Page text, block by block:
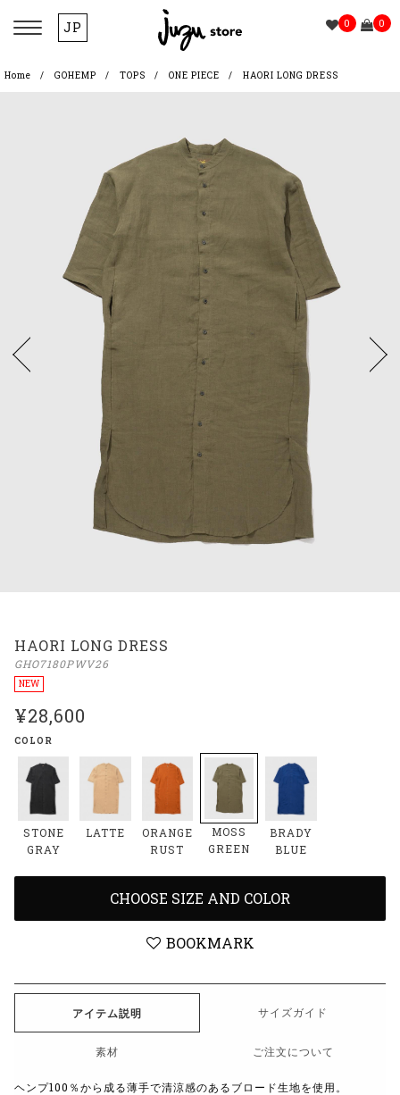
JP 0 0
Home GOHEMP TOPS ONE PIECE HAORI LONG DRESS
HAORI LONG DRESS
GHO7180PWV26
NEW
¥28,600
COLOR
STONE
GRAY
LATTE
ORANGE
RUST
MOSS
GREEN
BRADY
BLUE
CHOOSE SIZE AND COLOR
BOOKMARK
アイテム説明 サイズガイド
素材 ご注文について
ヘンプ100％から成る薄手で清涼感のあるブロード生地を使用。